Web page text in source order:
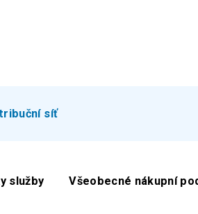
síť
služby Všeobecné nákupní